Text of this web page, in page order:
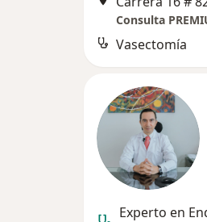
Consulta
Vasectomía
Experto en